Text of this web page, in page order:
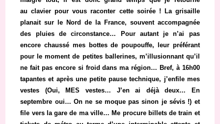
au clavier pour vous raconter cette soirée ! La grisaille
planait sur le Nord de la France, souvent accompagnée
des pluies de circonstance… Pour autant je n’ai pas
encore chaussé mes bottes de poupouffe, leur préférant
pour le moment de petites ballerines, m’illusionnant qu’il
ne fait pas encore si froid dans ma région… Bref, à 16h00
tapantes et après une petite pause technique, j’enfile mes
vestes (Oui, MES vestes… J’en ai déjà deux… En
septembre oui… On ne se moque pas sinon je sévis !) et
file vers la gare de ma ville… Me procure billets de train et